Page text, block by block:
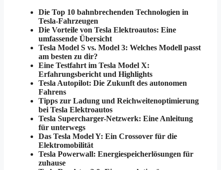
Die Top 10 bahnbrechenden Technologien in
Tesla-Fahrzeugen
Die Vorteile von Tesla Elektroautos: Eine
umfassende Übersicht
Tesla Model S vs. Model 3: Welches Modell passt
am besten zu dir?
Eine Testfahrt im Tesla Model X:
Erfahrungsbericht und Highlights
Tesla Autopilot: Die Zukunft des autonomen
Fahrens
Tipps zur Ladung und Reichweitenoptimierung
bei Tesla Elektroautos
Tesla Supercharger-Netzwerk: Eine Anleitung
für unterwegs
Das Tesla Model Y: Ein Crossover für die
Elektromobilität
Tesla Powerwall: Energiespeicherlösungen für
zuhause